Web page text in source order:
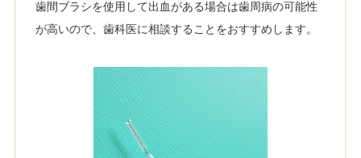
歯間ブラシを使用して出血がある場合は歯周病の可能性
が高いので、歯科医に相談することをおすすめします。